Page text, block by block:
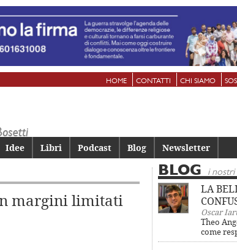
HOME CONTATTI CHI SIAMO
Idee Libri Podcast Blog Newsletter
margini limitati
BLOG i nostri
LA
Oscar
Theo
come